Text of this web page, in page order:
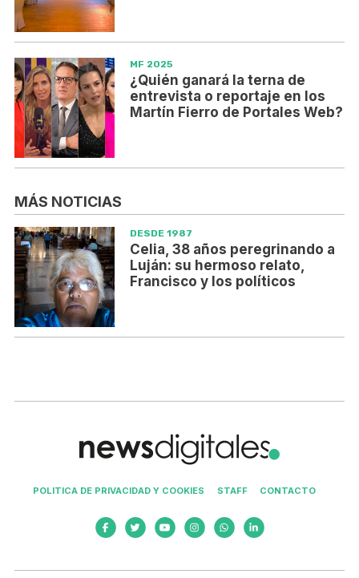
MF 2025
¿Quién ganará la terna de
entrevista o reportaje en los
Martín Fierro de Portales Web?
MÁS NOTICIAS
DESDE 1987
Celia, 38 años peregrinando a
Luján: su hermoso relato,
Francisco y los políticos
POLITICA DE PRIVACIDAD Y COOKIES STAFF CONTACTO